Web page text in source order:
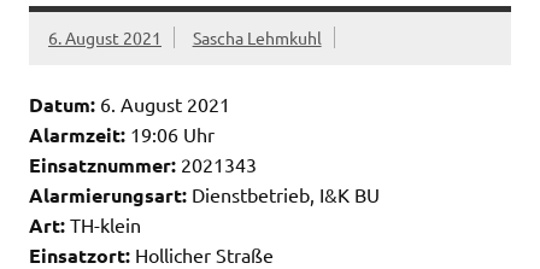
6. August 2021 Sascha Lehmkuhl
Datum: 6. August 2021
Alarmzeit: 19:06 Uhr
Einsatznummer: 2021343
Alarmierungsart: Dienstbetrieb, I&K BU
Art: TH-klein
Einsatzort: Hollicher Straße